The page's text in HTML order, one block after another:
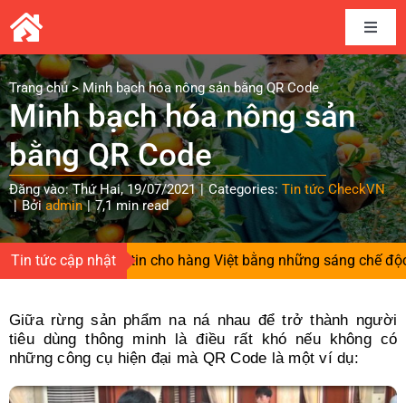
Skip
to
content
Toggle
Home
Câu chuyện thương hiệu
Kết nối cung cầu
Chia sẻ kinh nghiệm
Tài liệu
Trang chủ>Minh bạch hóa nông sản bằng QR Code
Minh bạch hóa nông sản
bằng QR Code
Đăng vào: Thứ Hai, 19/07/2021 | Categories: Tin tức CheckVN
| Bởiadmin | 7,1 min read
Tin tức cập nhật
gieo niềm tin cho hàng Việt bằng những sáng chế độc
Giữa rừng sản phẩm na ná nhau để trở thành người
tiêu dùng thông minh là điều rất khó nếu không có
những công cụ hiện đại mà QR Code là một ví dụ: